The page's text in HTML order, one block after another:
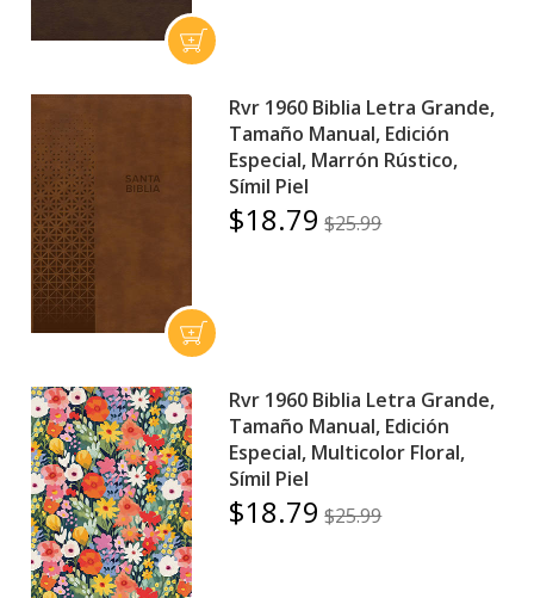
Rvr 1960 Biblia Letra Grande,
Tamaño Manual, Edición
Especial, Marrón Rústico,
Símil Piel
$18.79 $25.99
Rvr 1960 Biblia Letra Grande,
Tamaño Manual, Edición
Especial, Multicolor Floral,
Símil Piel
$18.79 $25.99